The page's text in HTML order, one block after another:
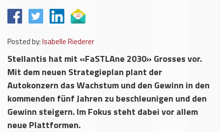
Posted by:Isabelle Riederer
Stellantis hat mit «FaSTLAne 2030» Grosses vor.
Mit dem neuen Strategieplan plant der
Autokonzern das Wachstum und den Gewinn in den
kommenden fünf Jahren zu beschleunigen und den
Gewinn steigern. Im Fokus steht dabei vor allem
neue Plattformen.